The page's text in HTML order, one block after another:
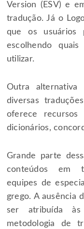
Version (ESV) e
tradução. Já o
que os usuários
escolhendo
utilizar.
Outra
diversas
oferece recursos
dicionários,
Grande parte
conteúdos em
equipes de
grego. A ausência
ser atribuída às
metodologia de